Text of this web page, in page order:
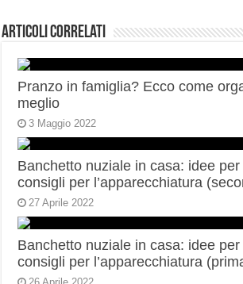
Articoli correlati
Pranzo in famiglia? Ecco come
meglio
3 Maggio 2022
Banchetto nuziale in casa: idee
consigli per l’apparecchiatura
27 Aprile 2022
Banchetto nuziale in casa: idee
consigli per l’apparecchiatura